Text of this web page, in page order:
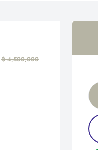
฿ 4,500,000